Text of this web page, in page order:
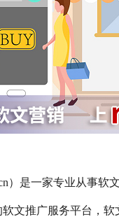
）是一家专业从事
文推广服务平台，